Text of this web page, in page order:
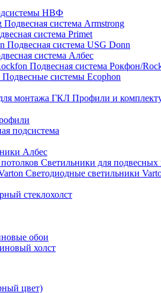
НВФ
Подвесная система Armstrong
система Primet
Подвесная система USG Donn
система Албес
Подвесная система Рокфон/
Подвесные системы Ecophon
Профили и
подсистема
Албес
Светильники для подвесных
Светодиодные светильники
стеклохолст
обои
холст